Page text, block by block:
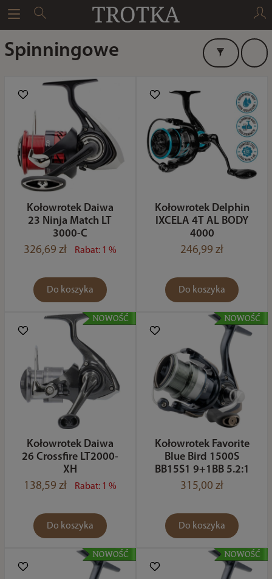
Spinningowe
Kołowrotek Daiwa
23 Ninja Match LT
3000-C
326,69 zł
Rabat: 1 %
Do koszyka
Kołowrotek Delphin
IXCELA 4T AL BODY
4000
246,99 zł
Do koszyka
Kołowrotek Daiwa
26 Crossfire LT2000-
XH
138,59 zł
Rabat: 1 %
Do koszyka
Kołowrotek Favorite
Blue Bird 1500S
BB15S1 9+1BB 5.2:1
315,00 zł
Do koszyka